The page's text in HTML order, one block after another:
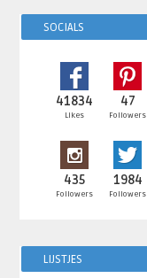
SOCIALS
41834
Likes
47
Followers
435
Followers
1984
Followers
LIJSTJES